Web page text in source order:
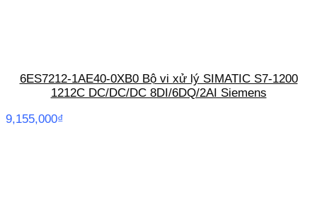
6ES7212-1AE40-0XB0 Bộ vi xử lý SIMATIC S7-1200
1212C DC/DC/DC 8DI/6DQ/2AI Siemens
9,155,000₫